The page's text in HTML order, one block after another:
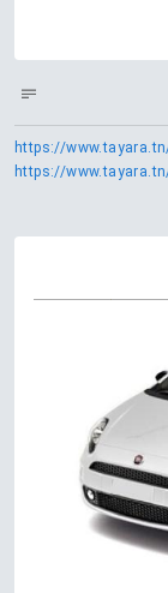
https://
https://